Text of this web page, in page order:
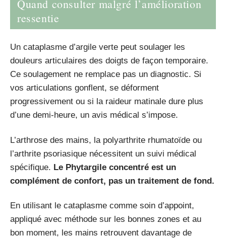
Quand consulter malgré l’amélioration
ressentie
Un cataplasme d’argile verte peut soulager les
douleurs articulaires des doigts de façon temporaire.
Ce soulagement ne remplace pas un diagnostic. Si
vos articulations gonflent, se déforment
progressivement ou si la raideur matinale dure plus
d’une demi-heure, un avis médical s’impose.
L’arthrose des mains, la polyarthrite rhumatoïde ou
l’arthrite psoriasique nécessitent un suivi médical
spécifique. Le Phytargile concentré est un
complément de confort, pas un traitement de fond.
En utilisant le cataplasme comme soin d’appoint,
appliqué avec méthode sur les bonnes zones et au
bon moment, les mains retrouvent davantage de